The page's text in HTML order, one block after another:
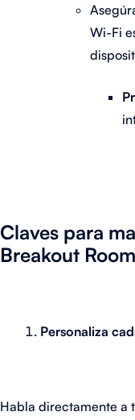
Wi-Fi
Claves para
Breakout
Personaliza
Habla directamente a